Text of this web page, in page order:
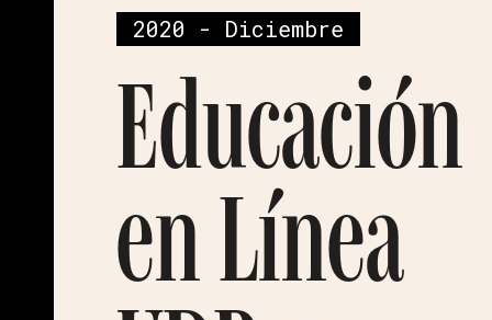
2020 - Diciembre
Educación
en Línea